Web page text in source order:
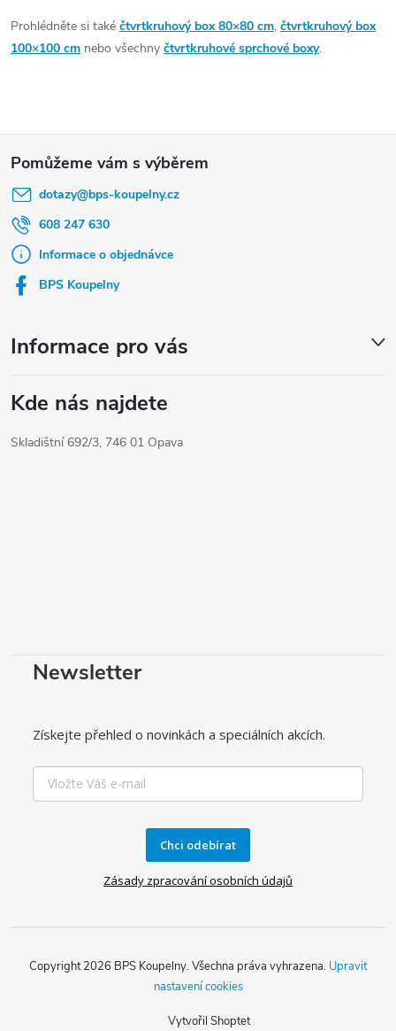
Nezapomeňte změřit i výšku – standardní výška boxů je 195–
215 cm.
koupelny. Nabízíme modely v chromu i matné černé, s čirým i
grafitovým sklem, s nízkou i hlubokou vaničkou.
Prohlédněte si také čtvrtkruhový box 80×80 cm, čtvrtkruhový box
100×100 cm nebo všechny čtvrtkruhové sprchové boxy.
dotazy@bps-koupelny.cz
608 247 630
Informace o objednávce
BPS Koupelny
Informace pro vás
Kde nás najdete
Skladištní 692/3, 746 01 Opava
Newsletter
Získejte přehled o novinkách a speciálních akcích.
Chci odebírat
Zásady zpracování osobních údajů
Vytvořil Shoptet
Copyright 2026 BPS Koupelny. Všechna práva vyhrazena. Upravit
nastavení cookies